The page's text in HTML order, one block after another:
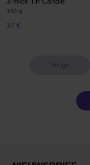
340 g
37 €